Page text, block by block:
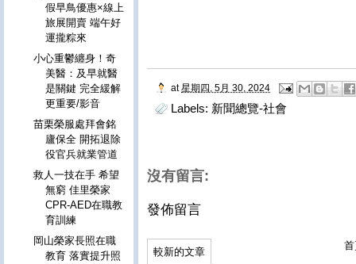
at 星期四, 5月 30, 2024
Labels: 新聞總覽-社會
沒有留言:
發佈留言
較新的文章
假早鳥優惠×線上
旅展開賣 端午好
運攏粽來
小心重鬱纏身！奇
美醫：及早就醫
是關鍵 完全緩解
更重要/影音
苗栗榮服處拜會銘
廬保全 開拓退除
役官兵就業管道
救人一技在手 希望
無窮 佳里榮家
CPR-AED在職教
育訓練
岡山榮家長照在職
教育 落實提升照